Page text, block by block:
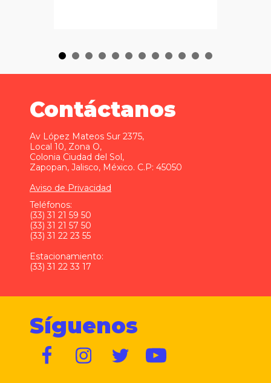
Contáctanos
Av López Mateos Sur 2375,
Local 10, Zona O,
Colonia Ciudad del Sol,
Zapopan, Jalisco, México. C.P: 45050
Aviso de Privacidad
Teléfonos:
(33) 31 21 59 50
(33) 31 21 57 50
(33) 31 22 23 55
Estacionamiento:
(33) 31 22 33 17
Síguenos